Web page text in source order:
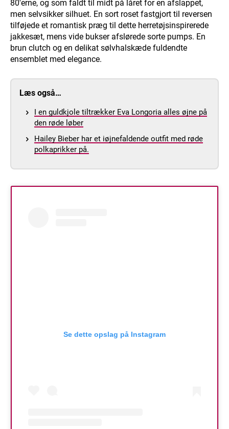
80'erne, og som faldt til midt på låret for en afslappet,
men selvsikker silhuet. En sort roset fastgjort til reversen
tilføjede et romantisk præg til dette herretøjsinspirerede
jakkesæt, mens vide bukser afslørede sorte pumps. En
brun clutch og en delikat sølvhalskæde fuldendte
ensemblet med elegance.
Læs også…
I en guldkjole tiltrækker Eva Longoria alles øjne på
den røde løber
Hailey Bieber har et iøjnefaldende outfit med røde
polkaprikker på.
Se dette opslag på Instagram